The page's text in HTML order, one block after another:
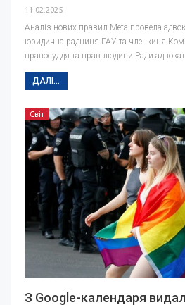
11.02.2025
Аналіз нових правил Meta провела
юридична радниця ГАУ та членкиня
правосуддя та прав людини Ради
ДАЛІ...
Світ
З Google-календаря